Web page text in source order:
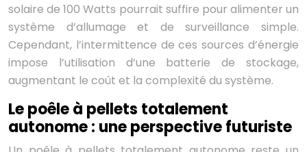
solaire de 100 Watts pourrait suffire pour alimenter un
système d’allumage et de surveillance simple.
Cependant, l’intermittence de ces sources d’énergie
impose l’utilisation d’une batterie de stockage,
augmentant le coût et la complexité du système.
Le poêle à pellets totalement
autonome : une perspective futuriste